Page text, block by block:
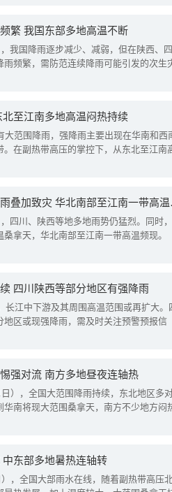
繁 我国东部多地高温不断
我国降雨逐步减少、减弱，但在陕西、四
雨频繁，需防范连续降雨可能引发的次生
至江南多地高温闷热持续
大范围降雨，强降雨主要出现在华南和西
在副热带高压的掌控下，从东北至江南
四川陕
四川、陕西等地多地雨势仍猛烈。同时，
拿天，华北南部至江南一带高温频现。
四川陕西等部分地区有强降雨
长江中下游及其周围高温范围或再扩大。
地区或现强降雨，需及时关注预警预报信
强对流 南方多地昼夜连轴热
），全国大范围降雨持续，东北地区多
华南将现大范围桑拿天，南方不少地方闷
东部多地暑热连轴转
，全国大部雨水在线，随着副热带高压